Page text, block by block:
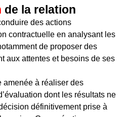
de la relation
des actions
contractuelle en analysant les
de proposer des
aux attentes et besoins de ses
amenée à réaliser des
dont les résultats ne
définitivement prise à